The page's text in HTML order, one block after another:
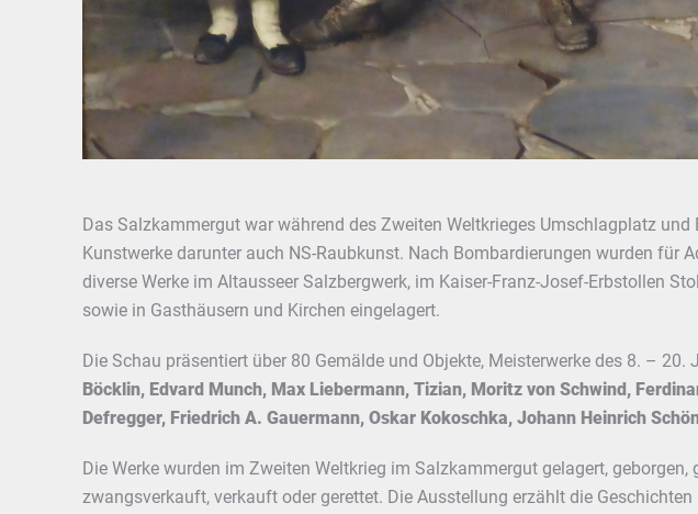
Das Salzkammergut war während des Zweiten Weltkrieges Umschlagplatz und
Kunstwerke darunter auch NS-Raubkunst. Nach Bombardierungen wurden für
diverse Werke im Altausseer Salzbergwerk, im Kaiser-Franz-Josef-Erbstollen
sowie in Gasthäusern und Kirchen eingelagert.
Die Schau präsentiert über 80 Gemälde und Objekte, Meisterwerke des 8. – 20.
Böcklin, Edvard Munch, Max Liebermann, Tizian, Moritz von Schwind,
Defregger, Friedrich A. Gauermann, Oskar Kokoschka, Johann Heinrich
Die Werke wurden im Zweiten Weltkrieg im Salzkammergut gelagert, geborgen,
zwangsverkauft, verkauft oder gerettet. Die Ausstellung erzählt die Geschichten